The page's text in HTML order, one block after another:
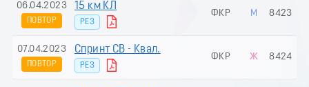
06.04.2023
ПОВТОР
15 км КЛ
РЕЗ
ФКР М 8423
07.04.2023
ПОВТОР
Спринт СВ - Квал.
РЕЗ
ФКР Ж 8424